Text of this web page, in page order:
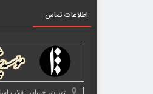
اطلاعات تماس
تهران، خیابان انقلاب